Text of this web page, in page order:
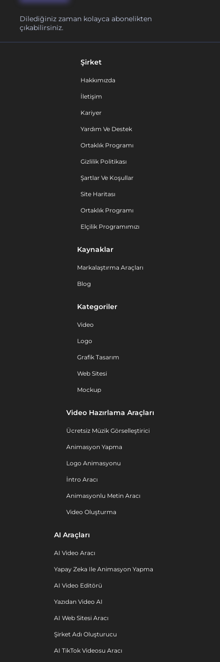
Dilediğiniz zaman kolayca abonelikten
çıkabilirsiniz.
Şirket
Hakkımızda
İletişim
Kariyer
Yardım Ve Destek
Ortaklık Programı
Gizlilik Politikası
Şartlar Ve Koşullar
Site Haritası
Ortaklık Programı
Elçilik Programımızı
Kaynaklar
Markalaştırma Araçları
Blog
Kategoriler
Video
Logo
Grafik Tasarım
Web Sitesi
Mockup
Video Hazırlama Araçları
Ücretsiz Müzik Görselleştirici
Animasyon Yapma
Logo Animasyonu
İntro Aracı
Animasyonlu Metin Aracı
Video Oluşturma
AI Araçları
AI Video Aracı
Yapay Zeka Ile Animasyon Yapma
AI Video Editörü
Yazıdan Video AI
AI Web Sitesi Aracı
Şirket Adı Oluşturucu
AI TikTok Videosu Aracı